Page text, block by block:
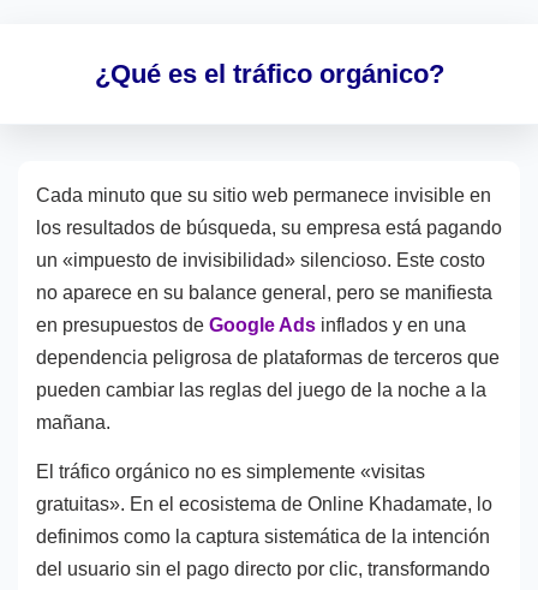
¿Qué es el tráfico orgánico?
Cada minuto que su sitio web permanece invisible en
los resultados de búsqueda, su empresa está pagando
un «impuesto de invisibilidad» silencioso. Este costo
no aparece en su balance general, pero se manifiesta
en presupuestos de Google Ads inflados y en una
dependencia peligrosa de plataformas de terceros que
pueden cambiar las reglas del juego de la noche a la
mañana.
El tráfico orgánico no es simplemente «visitas
gratuitas». En el ecosistema de Online Khadamate, lo
definimos como la captura sistemática de la intención
del usuario sin el pago directo por clic, transformando